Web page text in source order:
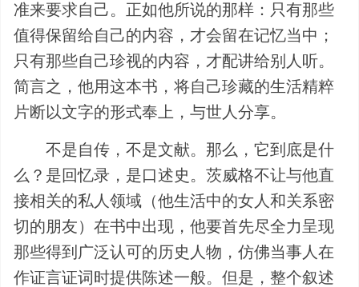
准来要求自己。正如他所说的那样：只有那些
值得保留给自己的内容，才会留在记忆当中；
只有那些自己珍视的内容，才配讲给别人听。
简言之，他用这本书，将自己珍藏的生活精粹
片断以文字的形式奉上，与世人分享。
不是自传，不是文献。那么，它到底是什
么？是回忆录，是口述史。茨威格不让与他直
接相关的私人领域（他生活中的女人和关系密
切的朋友）在书中出现，他要首先尽全力呈现
那些得到广泛认可的历史人物，仿佛当事人在
作证言证词时提供陈述一般。但是，整个叙述